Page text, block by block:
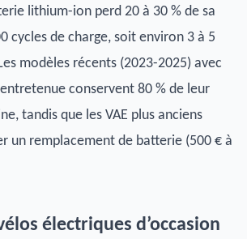
lithium-ion perd 20 à 30 % de sa
cycles de charge, soit environ 3 à 5
modèles récents (2023-2025) avec
conservent 80 % de leur
tandis que les VAE plus anciens
un remplacement de batterie (500 € à
électriques d’occasion